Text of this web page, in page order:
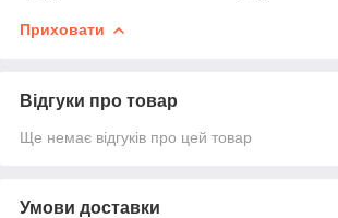
Приховати
Відгуки про товар
Ще немає відгуків про цей товар
Умови доставки